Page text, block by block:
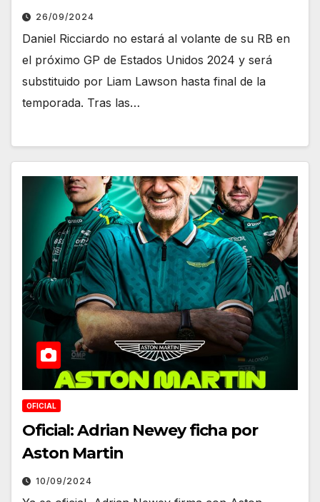
26/09/2024
Daniel Ricciardo no estará al volante de su RB en
el próximo GP de Estados Unidos 2024 y será
substituido por Liam Lawson hasta final de la
temporada. Tras las…
OFICIAL
Oficial: Adrian Newey ficha por
Aston Martin
10/09/2024